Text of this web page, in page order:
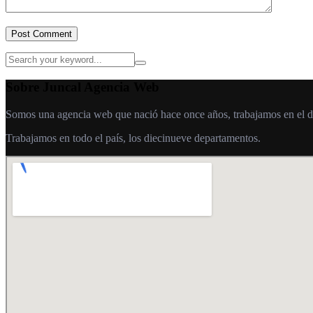
Post Comment
Somos una agencia web que nació hace once años, trabajamos en
Trabajamos en todo el país, los diecinueve departamentos.